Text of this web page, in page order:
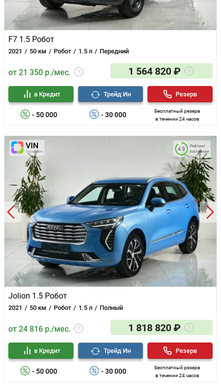
F7 1.5 Робот
2021 50 км Робот 1.5 л Передний
от 21 350 р./мес. 1 564 820 ₽
- 50 000
в Кредит
- 30 000
Трейд Ин
Бесплатный резерв
в течении 24 часов
Резерв
Jolion 1.5 Робот
2021 50 км Робот 1.5 л Полный
Рейтинг
состояния
4.9
от 24 816 р./мес. 1 818 820 ₽
- 50 000
в Кредит
- 30 000
Трейд Ин
Бесплатный резерв
в течении 24 часов
Резерв